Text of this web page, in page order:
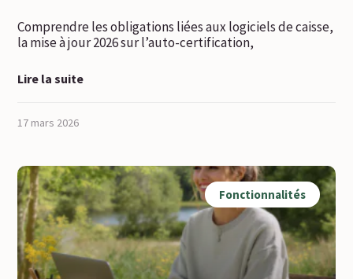
Comprendre les obligations liées aux logiciels de caisse,
la mise à jour 2026 sur l’auto-certification,
Lire la suite
17 mars 2026
Fonctionnalités